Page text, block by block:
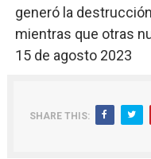
generó la
mientras que otras
15 de agosto 2023
SHARE THIS: